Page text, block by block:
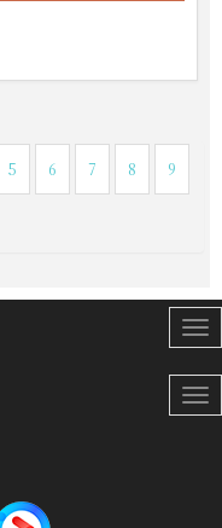
5 6 7 8 9